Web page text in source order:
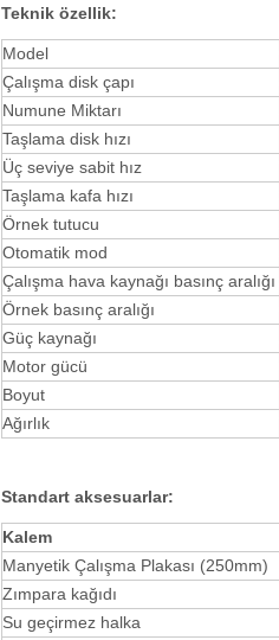
Teknik özellik:
Model
Çalışma disk çapı
Numune Miktarı
Taşlama disk hızı
Üç seviye sabit hız
Taşlama kafa hızı
Örnek tutucu
Otomatik mod
Çalışma hava kaynağı basınç aralığı
Örnek basınç aralığı
Güç kaynağı
Motor gücü
Boyut
Ağırlık
Standart aksesuarlar:
Kalem
Manyetik Çalışma Plakası (250mm)
Zımpara kağıdı
Su geçirmez halka